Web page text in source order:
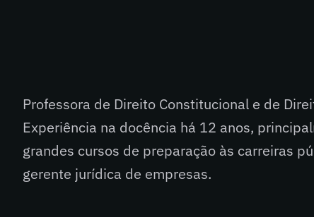
Professora de Direito Constitucional e de
Experiência na docência há 12 anos,
grandes cursos de preparação às carreiras
gerente jurídica de empresas.